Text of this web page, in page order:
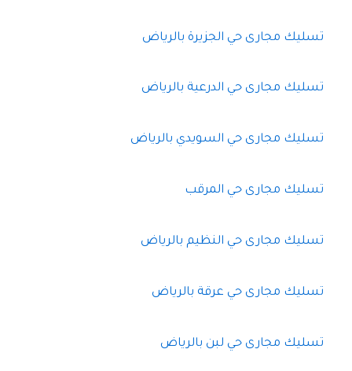
تسليك مجارى حي الجزيرة بالرياض
تسليك مجارى حي الدرعية بالرياض
تسليك مجارى حي السويدي بالرياض
تسليك مجارى حي المرقب
تسليك مجارى حي النظيم بالرياض
تسليك مجارى حي عرقة بالرياض
تسليك مجارى حي لبن بالرياض